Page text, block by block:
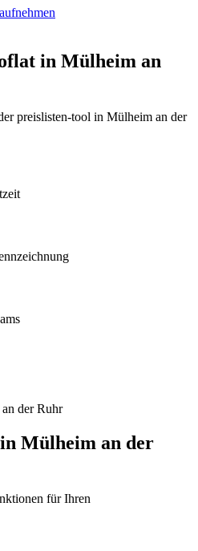
in Mülheim an
preislisten-tool in Mülheim an der
der Ruhr
Mülheim an der
für Ihren